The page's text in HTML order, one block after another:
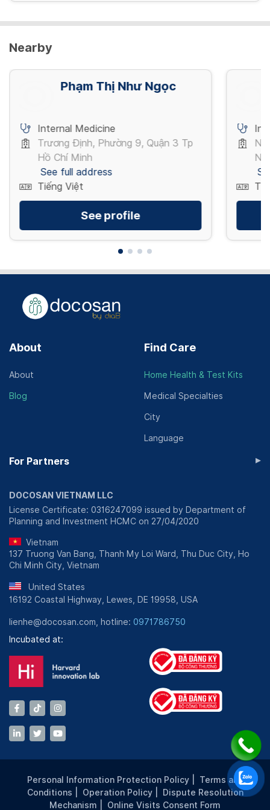
Nearby
Phạm Thị Như Ngọc
Internal Medicine
Trương Định, Phường 9, Quận 3 Tp
Hồ Chí Minh
See full address
Tiếng Việt
See profile
Nội
About
About
Blog
Find Care
Home Health & Test Kits
Medical Specialties
City
Language
For Partners ▸
DOCOSAN VIETNAM LLC
License Certificate: 0316247099 issued by Department of
Planning and Investment HCMC on 27/04/2020
Vietnam
137 Truong Van Bang, Thanh My Loi Ward, Thu Duc City, Ho
Chi Minh City, Vietnam
United States
16192 Coastal Highway, Lewes, DE 19958, USA
lienhe@docosan.com, hotline: 0971786750
Incubated at:
Personal Information Protection Policy
Terms and
Conditions
Operation Policy
Dispute Resolution
Mechanism
Online Visits Consent Form